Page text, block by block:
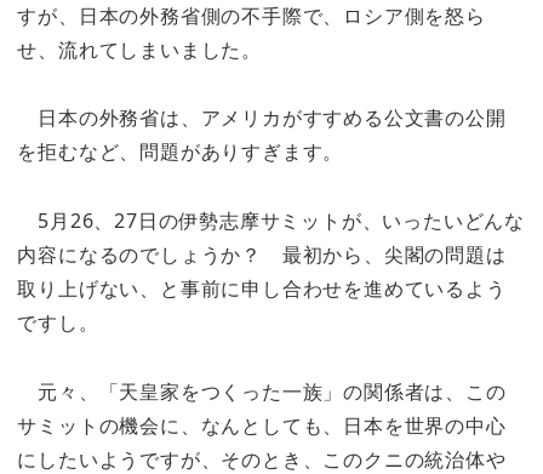
すが、日本の外務省側の不手際で、ロシア側を怒ら
せ、流れてしまいました。
日本の外務省は、アメリカがすすめる公文書の公開
を拒むなど、問題がありすぎます。
5月26、27日の伊勢志摩サミットが、いったいどんな
内容になるのでしょうか？ 最初から、尖閣の問題は
取り上げない、と事前に申し合わせを進めているよう
ですし。
元々、「天皇家をつくった一族」の関係者は、この
サミットの機会に、なんとしても、日本を世界の中心
にしたいようですが、そのとき、このクニの統治体や